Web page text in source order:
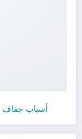
أسباب جفاف